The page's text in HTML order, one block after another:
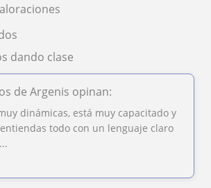
dando clase
de Argenis opinan:
dinámicas, está muy capacitado y
todo con un lenguaje claro